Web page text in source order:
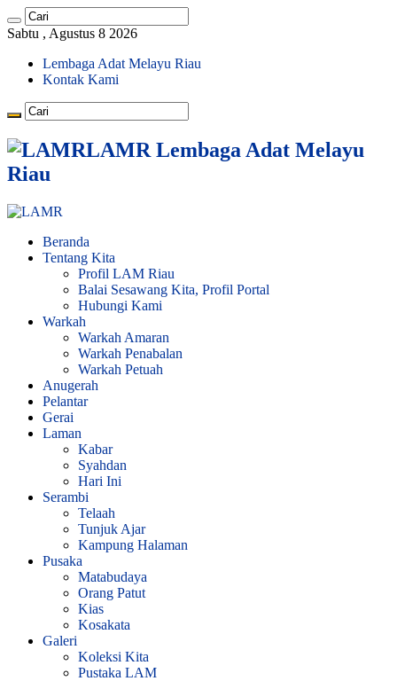
Sabtu , Agustus 8 2026
Lembaga Adat Melayu Riau
Kontak Kami
LAMR Lembaga Adat Melayu
Riau
Beranda
Tentang Kita
Profil LAM Riau
Balai Sesawang Kita, Profil Portal
Hubungi Kami
Warkah
Warkah Amaran
Warkah Penabalan
Warkah Petuah
Anugerah
Pelantar
Gerai
Laman
Kabar
Syahdan
Hari Ini
Serambi
Telaah
Tunjuk Ajar
Kampung Halaman
Pusaka
Matabudaya
Orang Patut
Kias
Kosakata
Galeri
Koleksi Kita
Pustaka LAM